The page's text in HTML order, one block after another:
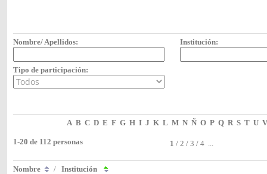
Nombre/ Apellidos: Institución:
Tipo de participación:
A B C D E F G H I J K L M N Ñ O P Q R S T U V
1-20 de 112 personas 1 / 2 / 3 / 4 ...
Nombre / Institución